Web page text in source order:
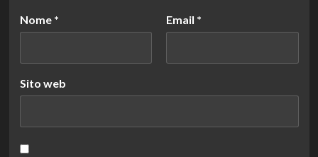
Nome * Email *
Sito web